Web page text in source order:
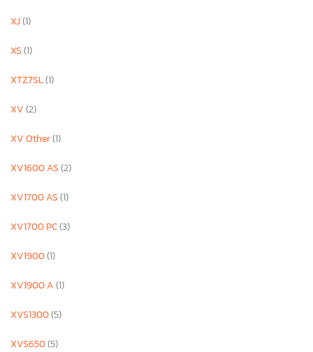
XJ(1)
XS(1)
XTZ7SL(1)
XV(2)
XV Other(1)
XV1600 AS(2)
XV1700 AS(1)
XV1700 PC(3)
XV1900(1)
XV1900 A(1)
XVS1300(5)
XVS650(5)